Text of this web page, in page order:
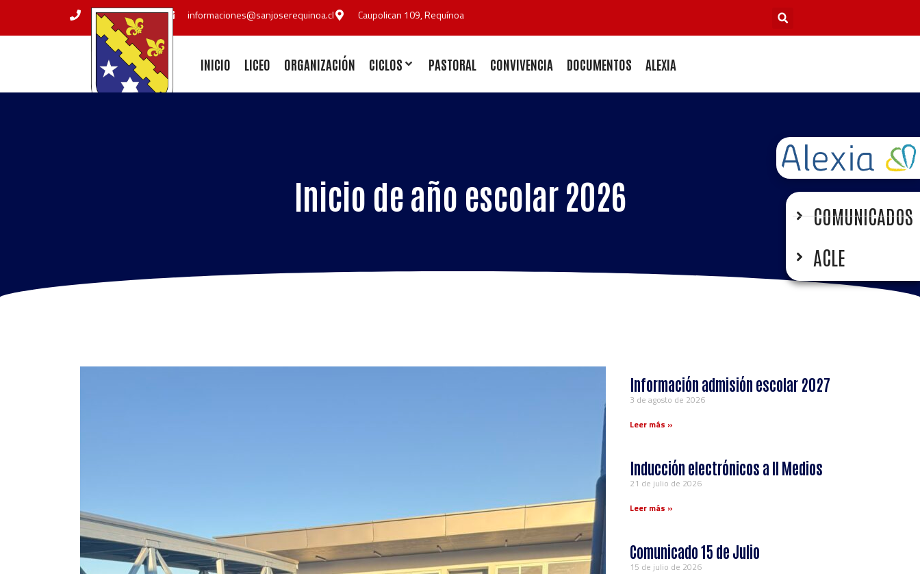
+56 72 2551211 informaciones@sanjoserequinoa.cl Caupolican 109, Requínoa
INICIO LICEO ORGANIZACIÓN CICLOS PASTORAL CONVIVENCIA DOCUMENTOS ALEXIA
COMUNICADOS
ACLE
Inicio de año escolar 2026
Información admisión escolar 2027
3 de agosto de 2026
Leer más »
Inducción electrónicos a ll Medios
21 de julio de 2026
Leer más »
Comunicado 15 de Julio
15 de julio de 2026